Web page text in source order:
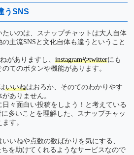
うSNS
たいのは、スナップチャットは大人自体
主流SNSと文化自体も違うということ
がありますし、 instagramやtwitterにも
てのボタンや機能があります。
いいねはおろか、そのてのわかりやす
ありません。
々面白い投稿をしよう！と考えている
多いことを理解した、スナップチャッ
す。
いねや点数の数ばかりを気にする、
を助けてくれるようなサービスなので